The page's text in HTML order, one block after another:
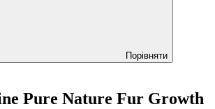
Порівняти
Pure Nature Fur Growth